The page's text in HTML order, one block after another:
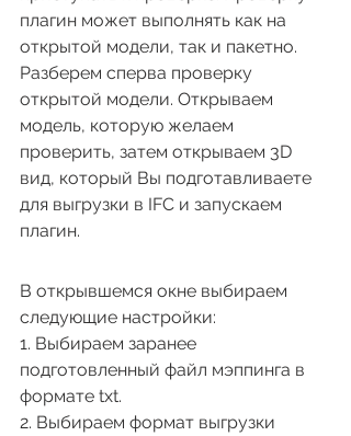
плагин может выполнять как на
открытой модели, так и пакетно.
Разберем сперва проверку
открытой модели. Открываем
модель, которую желаем
проверить, затем открываем 3D
вид, который Вы подготавливаете
для выгрузки в IFC и запускаем
плагин.
В открывшемся окне выбираем
следующие настройки:
1. Выбираем заранее
подготовленный файл мэппинга в
формате txt.
2. Выбираем формат выгрузки